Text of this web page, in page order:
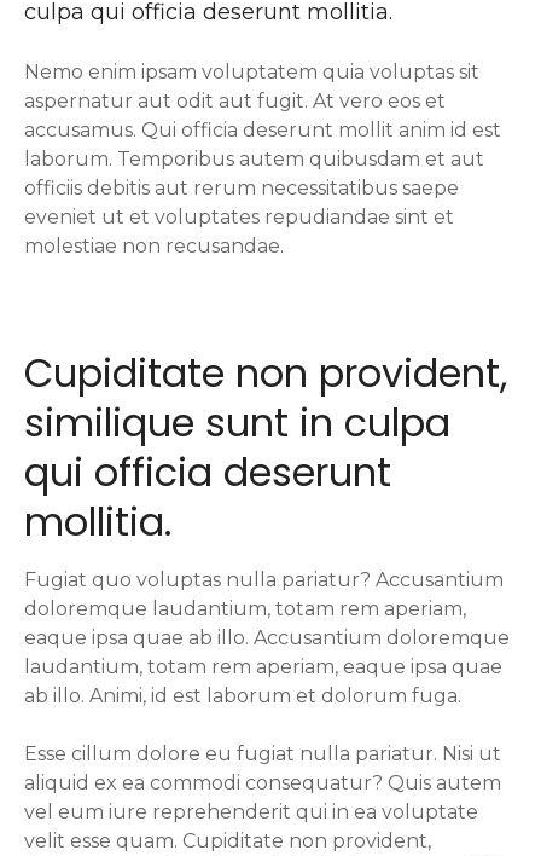
culpa qui officia deserunt mollitia.
Nemo enim ipsam voluptatem quia voluptas sit
aspernatur aut odit aut fugit. At vero eos et
accusamus. Qui officia deserunt mollit anim id est
laborum. Temporibus autem quibusdam et aut
officiis debitis aut rerum necessitatibus saepe
eveniet ut et voluptates repudiandae sint et
molestiae non recusandae.
Cupiditate non provident,
similique sunt in culpa
qui officia deserunt
mollitia.
Fugiat quo voluptas nulla pariatur? Accusantium
doloremque laudantium, totam rem aperiam,
eaque ipsa quae ab illo. Accusantium doloremque
laudantium, totam rem aperiam, eaque ipsa quae
ab illo. Animi, id est laborum et dolorum fuga.
Esse cillum dolore eu fugiat nulla pariatur. Nisi ut
aliquid ex ea commodi consequatur? Quis autem
vel eum iure reprehenderit qui in ea voluptate
velit esse quam. Cupiditate non provident,